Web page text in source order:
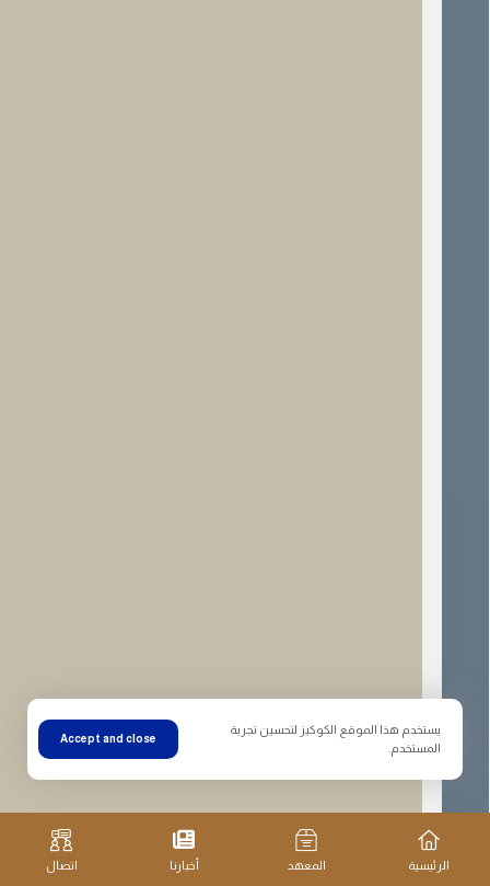
الرئيسية المعهد أخبارنا اتصال
يستخدم هذا الموقع الكوكيز لتحسين تجربة
المستخدم.
Accept and close